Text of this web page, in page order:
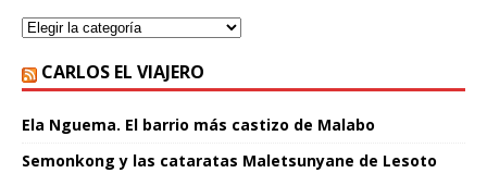
CARLOS EL VIAJERO
Ela Nguema. El barrio más castizo de Malabo
Semonkong y las cataratas Maletsunyane de Lesoto